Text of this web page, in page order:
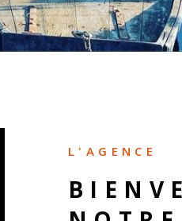
L'AGENCE